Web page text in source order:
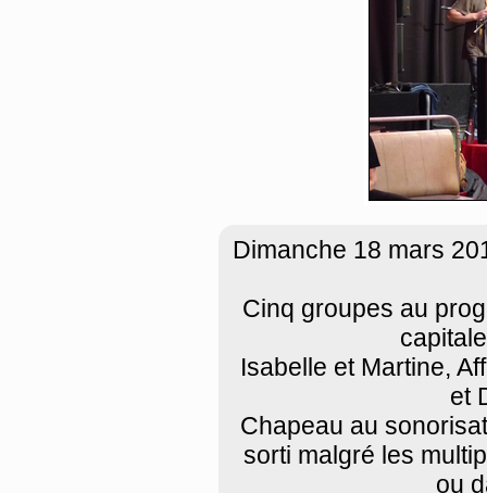
Dimanche 18 mars
Cinq groupes au
Isabelle et Martine,
et
Chapeau au
sorti malgré les
ou